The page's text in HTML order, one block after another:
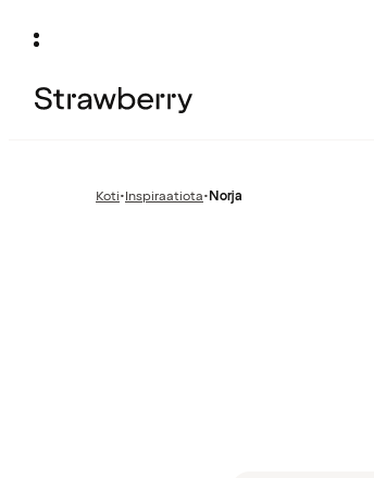
Koti•Edellinen
Inspiraatiota•Norja